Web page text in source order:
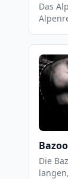
Das
geschnitzt wird. Es
und
wird
tiefen,
Die